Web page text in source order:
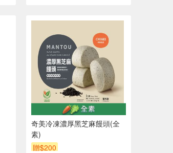
奇美冷凍濃厚黑芝麻饅頭(全
素)
贈$200